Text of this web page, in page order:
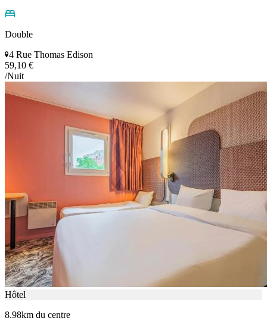
Double
4 Rue Thomas Edison
59,10 €
/Nuit
Hôtel
8.98km du centre